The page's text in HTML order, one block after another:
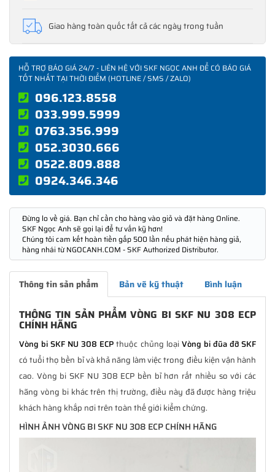
Giao hàng toàn quốc tất cả các ngày trong tuần
HỖ TRỢ BÁO GIÁ 24/7 - LIÊN HỆ VỚI SKF NGỌC ANH ĐỂ CÓ BÁO GIÁ
TỐT NHẤT TẠI THỜI ĐIỂM (HOTLINE / SMS / ZALO)
096.123.8558
033.999.5999
0763.356.999
052.3030.666
0522.809.888
0924.346.346
Đừng lo về giá. Bạn chỉ cần cho hàng vào giỏ và đặt hàng Online.
SKF Ngọc Anh sẽ gọi lại để tư vấn kỹ hơn!
Chúng tôi cam kết hoàn tiền gấp 500 lần nếu phát hiện hàng giả,
hàng nhái từ NGOCANH.COM - SKF Authorized Distributor.
Thông tin sản phẩm Bản vẽ kỹ thuật Bình luận
THÔNG TIN SẢN PHẨM VÒNG BI SKF NU 308 ECP
CHÍNH HÃNG
Vòng bi SKF NU 308 ECPthuộc chủng loạiVòng bi đũa đỡ SKF
có tuổi thọ bền bỉ và khả năng làm việc trong điều kiện vận hành
cao. Vòng bi SKF NU 308 ECP bền bỉ hơn rất nhiều so với các
hãng vòng bi khác trên thị trường, điều này đã được hàng triệu
khách hàng khắp nơi trên toàn thế giới kiểm chứng.
HÌNH ẢNH VÒNG BI SKF NU 308 ECP CHÍNH HÃNG